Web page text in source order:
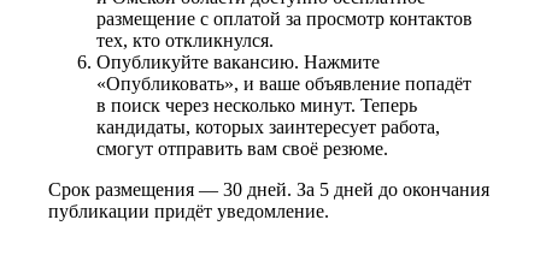
размещение с оплатой за просмотр контактов
тех, кто откликнулся.
Опубликуйте вакансию. Нажмите
«Опубликовать», и ваше объявление попадёт
в поиск через несколько минут. Теперь
кандидаты, которых заинтересует работа,
смогут отправить вам своё резюме.
Срок размещения — 30 дней. За 5 дней до окончания
публикации придёт уведомление.